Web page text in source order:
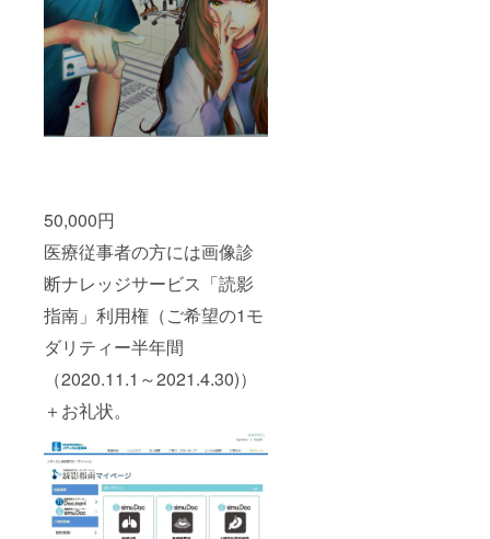
50,000円
医療従事者の方には画像診
断ナレッジサービス「読影
指南」利用権（ご希望の1モ
ダリティー半年間
（2020.11.1～2021.4.30)）
＋お礼状。